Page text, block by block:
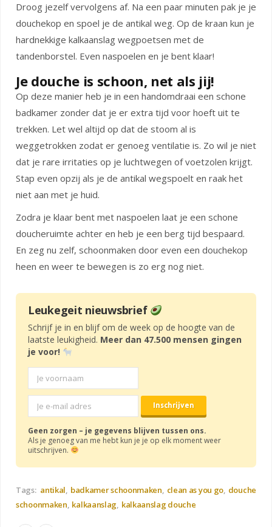
Droog jezelf vervolgens af. Na een paar minuten pak je je
douchekop en spoel je de antikal weg. Op de kraan kun je
hardnekkige kalkaanslag wegpoetsen met de
tandenborstel. Even naspoelen en je bent klaar!
Je douche is schoon, net als jij!
Op deze manier heb je in een handomdraai een schone
badkamer zonder dat je er extra tijd voor hoeft uit te
trekken. Let wel altijd op dat de stoom al is
weggetrokken zodat er genoeg ventilatie is. Zo wil je niet
dat je rare irritaties op je luchtwegen of voetzolen krijgt.
Stap even opzij als je de antikal wegspoelt en raak het
niet aan met je huid.
Zodra je klaar bent met naspoelen laat je een schone
doucheruimte achter en heb je een berg tijd bespaard.
En zeg nu zelf, schoonmaken door even een douchekop
heen en weer te bewegen is zo erg nog niet.
Leukegeit nieuwsbrief
Schrijf je in en blijf om de week op de hoogte van de
laatste leukigheid. Meer dan 47.500 mensen gingen
je voor!
Geen zorgen – je gegevens blijven tussen ons.
Als je genoeg van me hebt kun je je op elk moment weer
uitschrijven.
Tags: antikal badkamer schoonmaken clean as you go douche
schoonmaken kalkaanslag kalkaanslag douche